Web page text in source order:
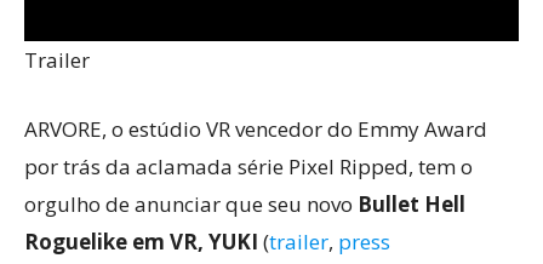
Trailer
ARVORE, o estúdio VR vencedor do Emmy Award
por trás da aclamada série Pixel Ripped, tem o
orgulho de anunciar que seu novo Bullet Hell
Roguelike em VR, YUKI (trailer, press